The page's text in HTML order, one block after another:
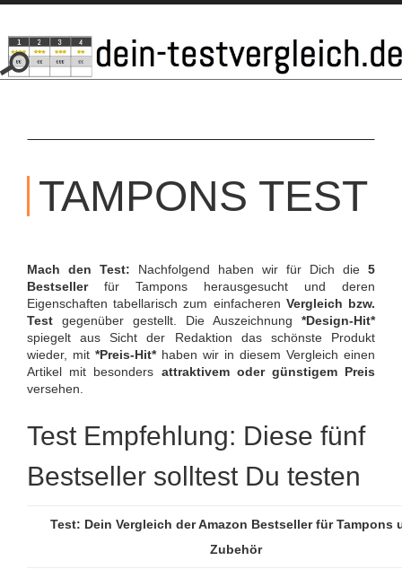
SKIP
CONTENT
TAMPONS TEST
Mach den Test: Nachfolgend haben wir für Dich die 5
Bestsellerfür Tampons herausgesucht und deren
Eigenschaften tabellarisch zum einfacheren Vergleich bzw.
Test gegenüber gestellt. Die Auszeichnung *Design-Hit*
spiegelt aus Sicht der Redaktion das schönste Produkt
wieder, mit *Preis-Hit*haben wir in diesem Vergleich einen
Artikel mit besonders attraktivem oder günstigem Preis
versehen.
Test Empfehlung: Diese fünf
Bestseller solltest Du testen
Test: Dein Vergleich der Amazon Bestseller für Tampons
Zubehör